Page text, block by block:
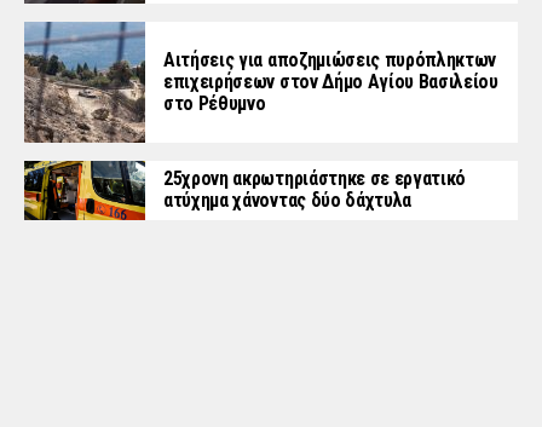
Αιτήσεις για αποζημιώσεις πυρόπληκτων
επιχειρήσεων στον Δήμο Αγίου Βασιλείου
στο Ρέθυμνο
25χρονη ακρωτηριάστηκε σε εργατικό
ατύχημα χάνοντας δύο δάχτυλα